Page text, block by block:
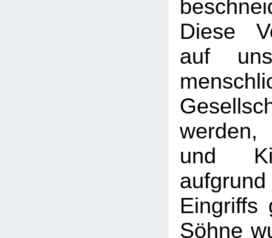
Diese
auf
und
Eingriffs
Söhne